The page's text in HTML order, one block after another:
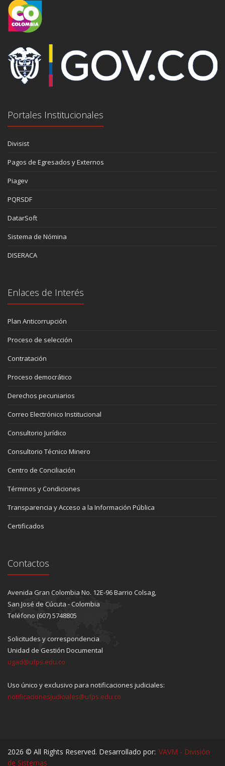
Portales Institucionales
Divisist
Pagos de Egresados y Externos
Piagev
PQRSDF
DatarSoft
Sistema de Nómina
DISERACA
Enlaces de Interés
Plan Anticorrupción
Proceso de selección
Contratación
Proceso democrático
Derechos pecuniarios
Correo Electrónico Institucional
Consultorio Jurídico
Consultorio Técnico Minero
Centro de Conciliación
Términos y Condiciones
Transparencia y Acceso a la Información Pública
Certificados
Contactos
Avenida Gran Colombia No. 12E-96 Barrio Colsag,
San José de Cúcuta - Colombia
Teléfono (607) 5748805
Solicitudes y correspondencia
Unidad de Gestión Documental
ugad@ufps.edu.co
Uso único y exclusivo para notificaciones judiciales:
notificacionesjudiciales@ufps.edu.co
2026 © All Rights Reserved. Desarrollado por: VAVM - División
de Sistemas